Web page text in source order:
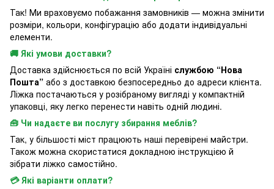
Так! Ми враховуємо побажання замовників — можна змінити
розміри, кольори, конфігурацію або додати індивідуальні
елементи.
🚚 Які умови доставки?
Доставка здійснюється по всій Україні службою “Нова
Пошта” або з доставкою безпосередньо до адреси клієнта.
Ліжка постачаються у розібраному вигляді у компактній
упаковці, яку легко перенести навіть одній людині.
🧰 Чи надаєте ви послугу збирання меблів?
Так, у більшості міст працюють наші перевірені майстри.
Також можна скористатися докладною інструкцією й
зібрати ліжко самостійно.
💳 Які варіанти оплати?